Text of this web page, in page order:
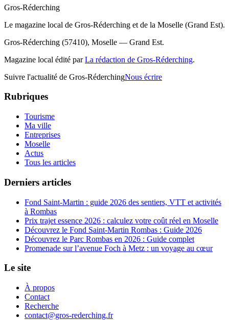
Gros-Réderching
Le magazine local de Gros-Réderching et de la Moselle (Grand Est).
Gros-Réderching (57410), Moselle — Grand Est.
Magazine local édité parLa rédaction de Gros-Réderching.
Suivre l'actualité de Gros-RéderchingNous écrire
Rubriques
Tourisme
Ma ville
Entreprises
Moselle
Actus
Tous les articles
Derniers articles
Fond Saint-Martin : guide 2026 des sentiers, VTT et activités
à Rombas
Prix trajet essence 2026 : calculez votre coût réel en Moselle
Découvrez le Fond Saint-Martin Rombas : Guide 2026
Découvrez le Parc Rombas en 2026 : Guide complet
Promenade sur l’avenue Foch à Metz : un voyage au cœur
Le site
À propos
Contact
Recherche
contact@gros-rederching.fr